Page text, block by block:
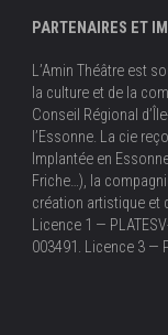
PARTENAIRES ET
L’Amin Théâtre est
la culture et de la
Conseil Régional
l’Essonne. La cie
Implantée en
Friche…), la
création artistique et
Licence 1 —
003491. Licence 3 —